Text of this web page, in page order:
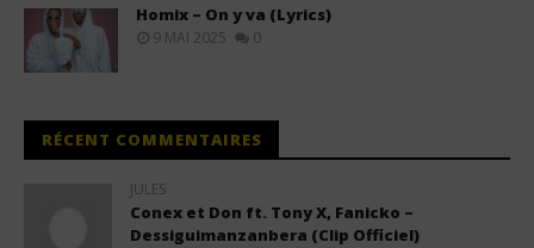
Homix – On y va (Lyrics)
9 MAI 2025 0
RÉCENT COMMENTAIRES
JULES
Conex et Don ft. Tony X, Fanicko –
Dessiguimanzanbera (Clip Officiel)